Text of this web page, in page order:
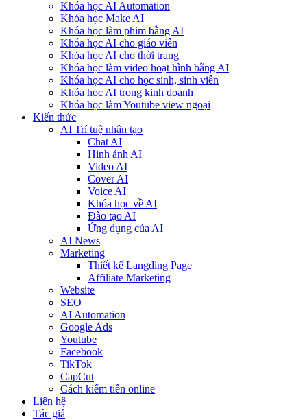
Khóa học AI Automation
Khóa học Make AI
Khóa học làm phim bằng AI
Khóa học AI cho giáo viên
Khóa học AI cho thời trang
Khóa học làm video hoạt hình bằng AI
Khóa học AI cho học sinh, sinh viên
Khóa hoc AI trong kinh doanh
Khóa học làm Youtube view ngoại
Kiến thức
AI Trí tuệ nhân tạo
Chat AI
Hình ảnh AI
Video AI
Cover AI
Voice AI
Khóa học về AI
Đào tạo AI
Ứng dụng của AI
AI News
Marketing
Thiết kế Langding Page
Affiliate Marketing
Website
SEO
AI Automation
Google Ads
Youtube
Facebook
TikTok
CapCut
Cách kiếm tiền online
Liên hệ
Tác giả